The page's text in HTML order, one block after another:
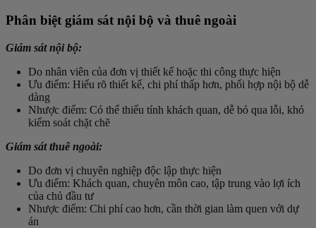
Phân biệt giám sát nội bộ và thuê ngoài
Giám sát nội bộ:
Do nhân viên của đơn vị thiết kế hoặc thi công thực hiện
Ưu điểm: Hiểu rõ thiết kế, chi phí thấp hơn, phối hợp nội bộ dễ
dàng
Nhược điểm: Có thể thiếu tính khách quan, dễ bỏ qua lỗi, khó
kiểm soát chặt chẽ
Giám sát thuê ngoài:
Do đơn vị chuyên nghiệp độc lập thực hiện
Ưu điểm: Khách quan, chuyên môn cao, tập trung vào lợi ích
của chủ đầu tư
Nhược điểm: Chi phí cao hơn, cần thời gian làm quen với dự
án